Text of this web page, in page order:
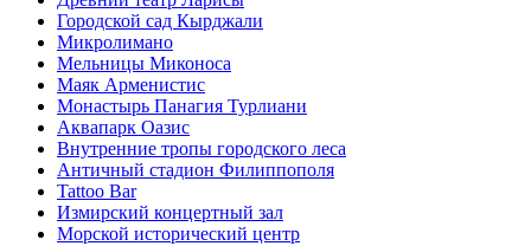
Городской сад Кырджали
Микролимано
Мельницы Миконоса
Маяк Арменистис
Монастырь Панагия Турлиани
Аквапарк Оазис
Внутренние тропы городского леса
Античный стадион Филиппополя
Tattoo Bar
Измирский концертный зал
Морской исторический центр